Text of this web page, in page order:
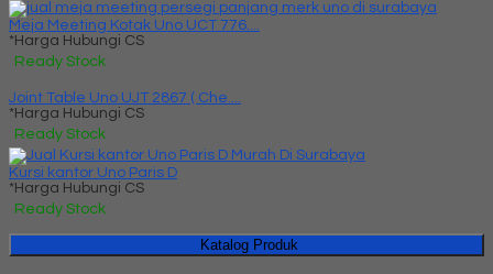
Meja Meeting Kotak Uno UCT 776....
*Harga Hubungi CS
Ready Stock
Joint Table Uno UJT 2867 ( Che....
*Harga Hubungi CS
Ready Stock
Kursi kantor Uno Paris D
*Harga Hubungi CS
Ready Stock
Katalog Produk